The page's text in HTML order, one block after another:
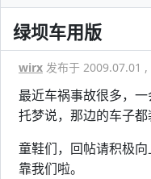
绿坝车用版
wirx 发布于 2009.07.01
最近车祸事故很多，
托梦说，那边的车子都
童鞋们，回帖请积极
靠我们啦。